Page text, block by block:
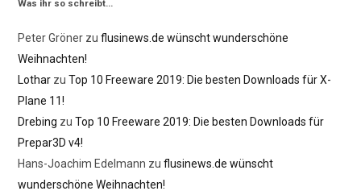
Was ihr so schreibt…
Peter Gröner zu flusinews.de wünscht wunderschöne
Weihnachten!
Lothar zu Top 10 Freeware 2019: Die besten Downloads für X-
Plane 11!
Drebing zu Top 10 Freeware 2019: Die besten Downloads für
Prepar3D v4!
Hans-Joachim Edelmann zu flusinews.de wünscht
wunderschöne Weihnachten!